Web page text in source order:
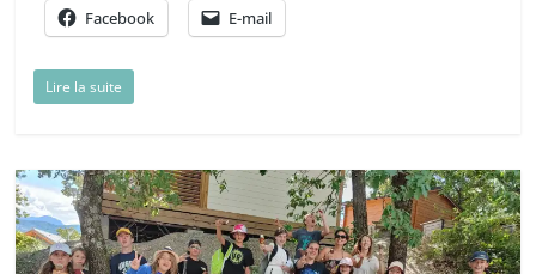
Facebook E-mail
Lire la suite